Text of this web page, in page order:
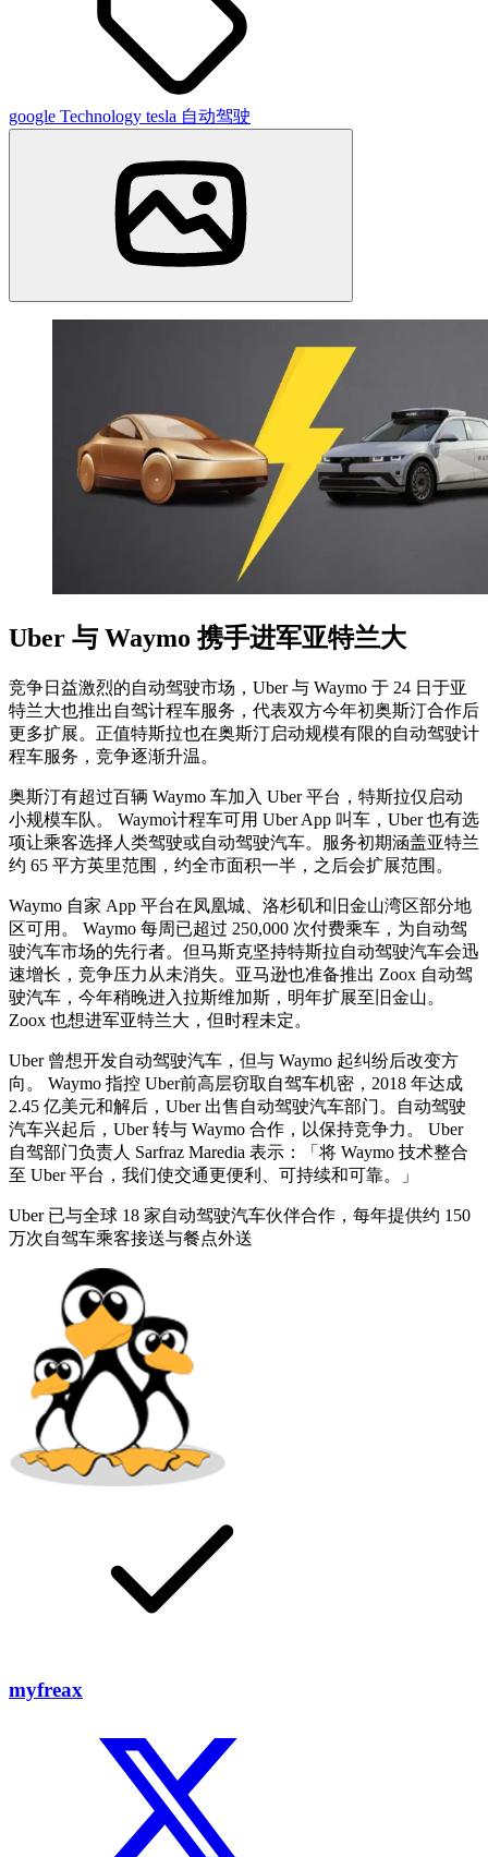
google Technology tesla 自动驾驶
Uber 与 Waymo 携手进军亚特兰大
竞争日益激烈的自动驾驶市场，Uber 与 Waymo 于 24 日于亚
特兰大也推出自驾计程车服务，代表双方今年初奥斯汀合作后
更多扩展。正值特斯拉也在奥斯汀启动规模有限的自动驾驶计
程车服务，竞争逐渐升温。
奥斯汀有超过百辆 Waymo 车加入 Uber 平台，特斯拉仅启动
小规模车队。 Waymo计程车可用 Uber App 叫车，Uber 也有选
项让乘客选择人类驾驶或自动驾驶汽车。服务初期涵盖亚特兰
约 65 平方英里范围，约全市面积一半，之后会扩展范围。
Waymo 自家 App 平台在凤凰城、洛杉矶和旧金山湾区部分地
区可用。 Waymo 每周已超过 250,000 次付费乘车，为自动驾
驶汽车市场的先行者。但马斯克坚持特斯拉自动驾驶汽车会迅
速增长，竞争压力从未消失。亚马逊也准备推出 Zoox 自动驾
驶汽车，今年稍晚进入拉斯维加斯，明年扩展至旧金山。
Zoox 也想进军亚特兰大，但时程未定。
Uber 曾想开发自动驾驶汽车，但与 Waymo 起纠纷后改变方
向。 Waymo 指控 Uber前高层窃取自驾车机密，2018 年达成
2.45 亿美元和解后，Uber 出售自动驾驶汽车部门。自动驾驶
汽车兴起后，Uber 转与 Waymo 合作，以保持竞争力。 Uber
自驾部门负责人 Sarfraz Maredia 表示：「将 Waymo 技术整合
至 Uber 平台，我们使交通更便利、可持续和可靠。」
Uber 已与全球 18 家自动驾驶汽车伙伴合作，每年提供约 150
万次自驾车乘客接送与餐点外送
myfreax